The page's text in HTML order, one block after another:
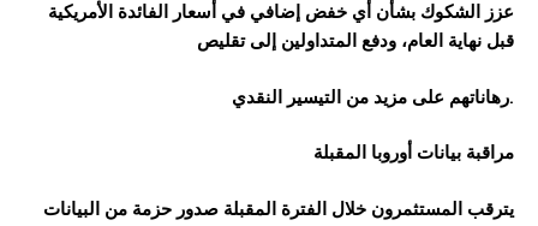
عزز الشكوك بشأن أي خفض إضافي في أسعار الفائدة الأمريكية
قبل نهاية العام، ودفع المتداولين إلى تقليص
رهاناتهم على مزيد من التيسير النقدي.
مراقبة بيانات أوروبا المقبلة
يترقب المستثمرون خلال الفترة المقبلة صدور حزمة من البيانات